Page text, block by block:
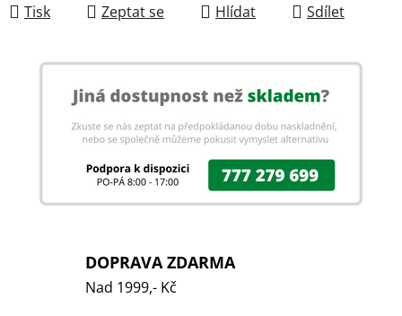
Tisk Zeptat se Hlídat Sdílet
DOPRAVA ZDARMA
Nad 1999,- Kč